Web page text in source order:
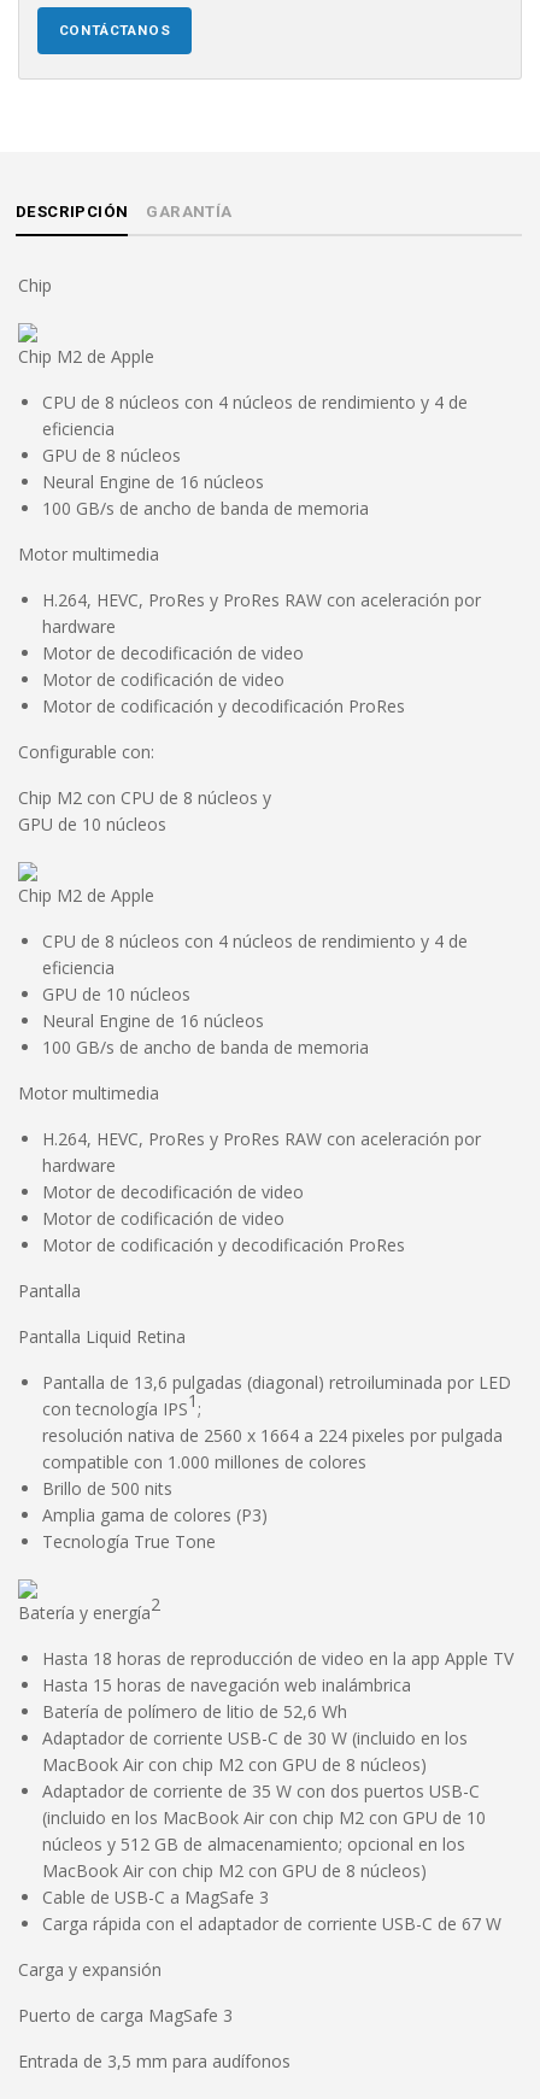
CONTÁCTANOS
DESCRIPCIÓN GARANTÍA
Chip
Chip M2 de Apple
CPU de 8 núcleos con 4 núcleos de rendimiento y 4 de
eficiencia
GPU de 8 núcleos
Neural Engine de 16 núcleos
100 GB/s de ancho de banda de memoria
Motor multimedia
H.264, HEVC, ProRes y ProRes RAW con aceleración por
hardware
Motor de decodificación de video
Motor de codificación de video
Motor de codificación y decodificación ProRes
Configurable con:
Chip M2 con CPU de 8 núcleos y
GPU de 10 núcleos
Chip M2 de Apple
CPU de 8 núcleos con 4 núcleos de rendimiento y 4 de
eficiencia
GPU de 10 núcleos
Neural Engine de 16 núcleos
100 GB/s de ancho de banda de memoria
Motor multimedia
H.264, HEVC, ProRes y ProRes RAW con aceleración por
hardware
Motor de decodificación de video
Motor de codificación de video
Motor de codificación y decodificación ProRes
Pantalla
Pantalla Liquid Retina
Pantalla de 13,6 pulgadas (diagonal) retroiluminada por LED
con tecnología IPS1;
resolución nativa de 2560 x 1664 a 224 pixeles por pulgada
compatible con 1.000 millones de colores
Brillo de 500 nits
Amplia gama de colores (P3)
Tecnología True Tone
Batería y energía2
Hasta 18 horas de reproducción de video en la app Apple TV
Hasta 15 horas de navegación web inalámbrica
Batería de polímero de litio de 52,6 Wh
Adaptador de corriente USB-C de 30 W (incluido en los
MacBook Air con chip M2 con GPU de 8 núcleos)
Adaptador de corriente de 35 W con dos puertos USB-C
(incluido en los MacBook Air con chip M2 con GPU de 10
núcleos y 512 GB de almacenamiento; opcional en los
MacBook Air con chip M2 con GPU de 8 núcleos)
Cable de USB-C a MagSafe 3
Carga rápida con el adaptador de corriente USB-C de 67 W
Carga y expansión
Puerto de carga MagSafe 3
Entrada de 3,5 mm para audífonos